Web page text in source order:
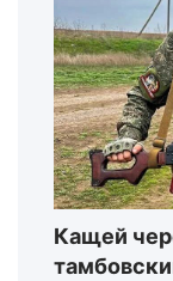
Кащей